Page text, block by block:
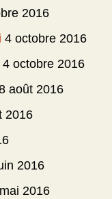
2016
4 octobre 2016
4 octobre 2016
août 2016
2016
2016
2016